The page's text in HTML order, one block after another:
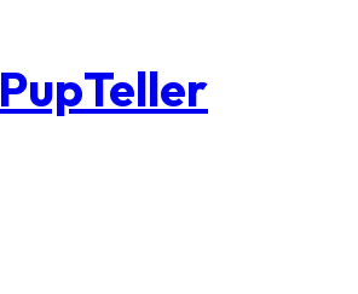
PupTeller